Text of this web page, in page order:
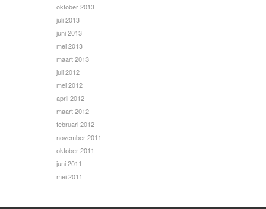
oktober 2013
juli 2013
juni 2013
mei 2013
maart 2013
juli 2012
mei 2012
april 2012
maart 2012
februari 2012
november 2011
oktober 2011
juni 2011
mei 2011